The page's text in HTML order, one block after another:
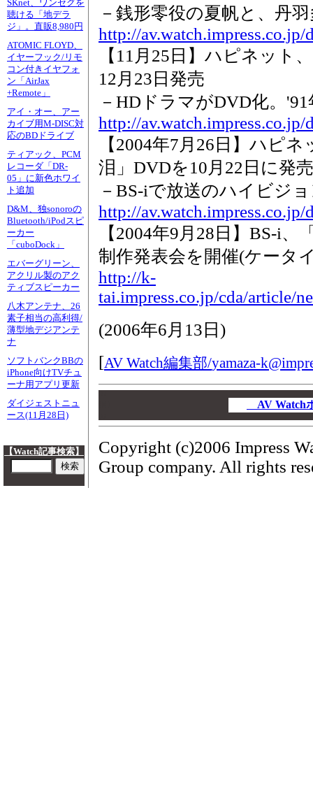
SKnet、ワンセグを
聴ける「地デラ
ジ」。直販8,980円
ATOMIC FLOYD、
イヤーフック/リモ
コン付きイヤフォ
ン「AirJax
+Remote」
アイ・オー、アー
カイブ用M-DISC対
応のBDドライブ
ティアック、PCM
レコーダ「DR-
05」に新色ホワイ
ト追加
D&M、独sonoroの
Bluetooth/iPodスピ
ーカー
「cuboDock」
エバーグリーン、
アクリル製のアク
ティブスピーカー
八木アンテナ、26
素子相当の高利得/
薄型地デジアンテ
ナ
ソフトバンクBBの
iPhone向けTVチュ
ーナ用アプリ更新
ダイジェストニュ
ース(11月28日)
【Watch記事検索】
－銭形零役の夏帆と、丹
http://
【11月25日】ハピネット
12月23日発売
－HDドラマがDVD化。
http://
【2004年7月26日】ハピ
泪」DVDを10月22日に発売
－BS-iで放送のハイビジ
http://
【2004年9月28日】BS-i
制作発表会を開催(ケータ
http://k-
tai.impress.co.jp/cda/article/
(2006年6月13日 )
[AV Watch編集部/yamaza-
AV Watch
Copyright (c)2006 Impress
Group company. All rights